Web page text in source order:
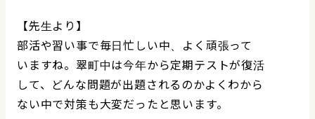
【先生より】
部活や習い事で毎日忙しい中、よく頑張って
いますね。翠町中は今年から定期テストが復活
して、どんな問題が出題されるのかよくわから
ない中で対策も大変だったと思います。